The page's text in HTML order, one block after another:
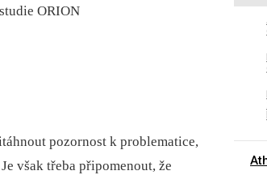
ORION
pozornost k problematice,
však třeba připomenout, že